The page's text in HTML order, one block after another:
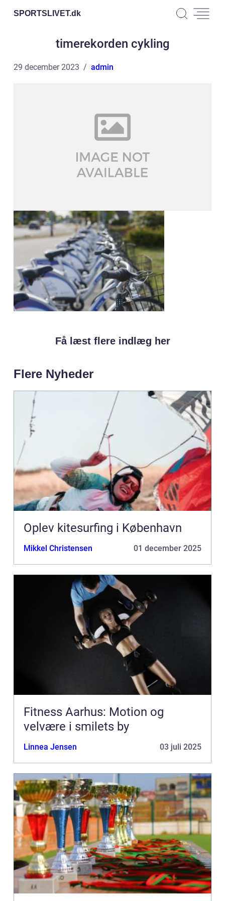
SPORTSLIVET.dk
timerekorden cykling
29 december 2023 admin
Få læst flere indlæg her
Flere Nyheder
Oplev kitesurfing i København
Mikkel Christensen 01 december 2025
Fitness Aarhus: Motion og
velvære i smilets by
Linnea Jensen 03 juli 2025